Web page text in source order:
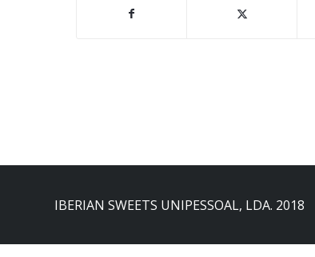
IBERIAN SWEETS UNIPESSOAL, LDA. 2018